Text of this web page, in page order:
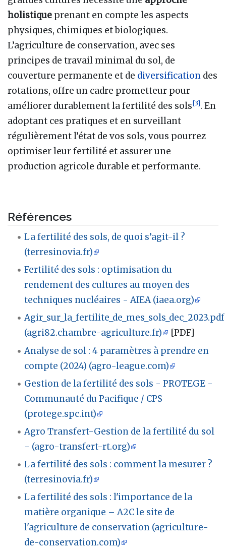
holistique prenant en compte les aspects
physiques, chimiques et biologiques.
L’agriculture de conservation, avec ses
principes de travail minimal du sol, de
couverture permanente et de diversification des
rotations, offre un cadre prometteur pour
améliorer durablement la fertilité des sols[3]. En
adoptant ces pratiques et en surveillant
régulièrement l’état de vos sols, vous pourrez
optimiser leur fertilité et assurer une
production agricole durable et performante.
Références
La fertilité des sols, de quoi s’agit-il ?
(terresinovia.fr)
Fertilité des sols : optimisation du
rendement des cultures au moyen des
techniques nucléaires - AIEA (iaea.org)
Agir_sur_la_fertilite_de_mes_sols_dec_2023.pdf
(agri82.chambre-agriculture.fr)
[PDF]
Analyse de sol : 4 paramètres à prendre en
compte (2024) (agro-league.com)
Gestion de la fertilité des sols - PROTEGE -
Communauté du Pacifique / CPS
(protege.spc.int)
Agro Transfert-Gestion de la fertilité du sol
- (agro-transfert-rt.org)
La fertilité des sols : comment la mesurer ?
(terresinovia.fr)
La fertilité des sols : l'importance de la
matière organique – A2C le site de
l'agriculture de conservation (agriculture-
de-conservation.com)